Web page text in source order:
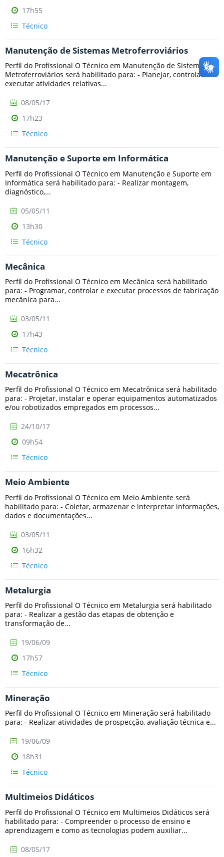
17h55
Técnico
Manutenção de Sistemas Metroferroviários
Perfil do Profissional O Técnico em Manutenção de Sistemas
Metroferroviários será habilitado para: - Planejar, controlar e
executar atividades relativas...
08/05/17
17h23
Técnico
Manutenção e Suporte em Informática
Perfil do Profissional O Técnico em Manutenção e Suporte em
Informática será habilitado para: - Realizar montagem,
diagnóstico,...
05/05/11
13h30
Técnico
Mecânica
Perfil do Profissional O Técnico em Mecânica será habilitado
para: - Programar, controlar e executar processos de fabricação
mecânica para...
03/05/11
17h43
Técnico
Mecatrônica
Perfil do Profissional O Técnico em Mecatrônica será habilitado
para: - Projetar, instalar e operar equipamentos automatizados
e/ou robotizados empregados em processos...
24/10/17
09h54
Técnico
Meio Ambiente
Perfil do Profissional O Técnico em Meio Ambiente será
habilitado para: - Coletar, armazenar e interpretar informações,
dados e documentações...
03/05/11
16h32
Técnico
Metalurgia
Perfil do Profissional O Técnico em Metalurgia será habilitado
para: - Realizar a gestão das etapas de obtenção e
transformação de...
19/06/09
17h57
Técnico
Mineração
Perfil do Profissional O Técnico em Mineração será habilitado
para: - Realizar atividades de prospecção, avaliação técnica e...
19/06/09
18h31
Técnico
Multimeios Didáticos
Perfil do Profissional O Técnico em Multimeios Didáticos será
habilitado para: - Compreender o processo de ensino e
aprendizagem e como as tecnologias podem auxiliar...
08/05/17